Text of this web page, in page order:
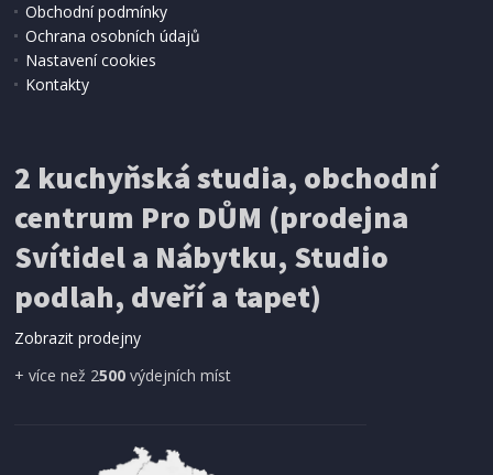
438 Kč
Obchodní podmínky
Ochrana osobních údajů
Nastavení cookies
Kontakty
2 kuchyňská studia, obchodní
centrum Pro DŮM (prodejna
Svítidel a Nábytku, Studio
podlah, dveří a tapet)
Zobrazit prodejny
+ více než 2500 výdejních míst